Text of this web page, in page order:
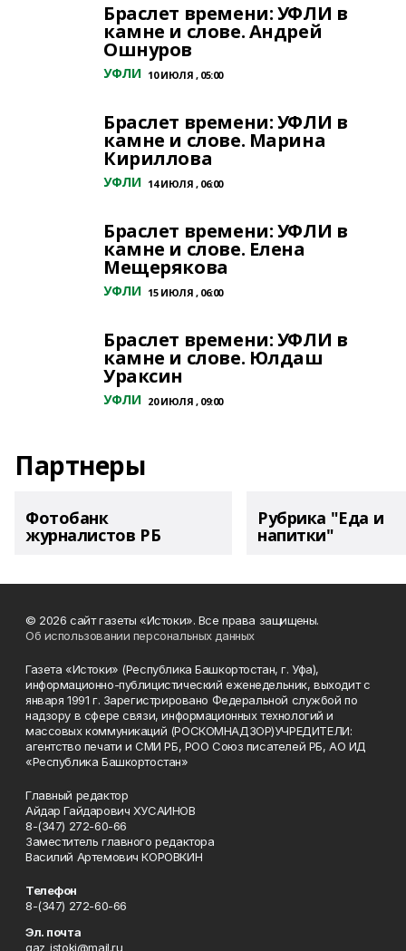
Браслет времени: УФЛИ в
камне и слове. Андрей
Ошнуров
УФЛИ 10 ИЮЛЯ , 05:00
Браслет времени: УФЛИ в
камне и слове. Марина
Кириллова
УФЛИ 14 ИЮЛЯ , 06:00
Браслет времени: УФЛИ в
камне и слове. Елена
Мещерякова
УФЛИ 15 ИЮЛЯ , 06:00
Браслет времени: УФЛИ в
камне и слове. Юлдаш
Ураксин
УФЛИ 20 ИЮЛЯ , 09:00
Партнеры
Фотобанк
журналистов РБ
Рубрика "Еда и
напитки"
© 2026 сайт газеты «Истоки». Все права защищены.
Об использовании персональных данных
Газета «Истоки» (Республика Башкортостан, г. Уфа),
информационно-публицистический еженедельник, выходит с
января 1991 г. Зарегистрировано Федеральной службой по
надзору в сфере связи, информационных технологий и
массовых коммуникаций (РОСКОМНАДЗОР)УЧРЕДИТЕЛИ:
агентство печати и СМИ РБ, РОО Союз писателей РБ, АО ИД
«Республика Башкортостан»
Главный редактор
Айдар Гайдарович ХУСАИНОВ
8-(347) 272-60-66
Заместитель главного редактора
Василий Артемович КОРОВКИН
Телефон
8-(347) 272-60-66
Эл. почта
gaz_istoki@mail.ru